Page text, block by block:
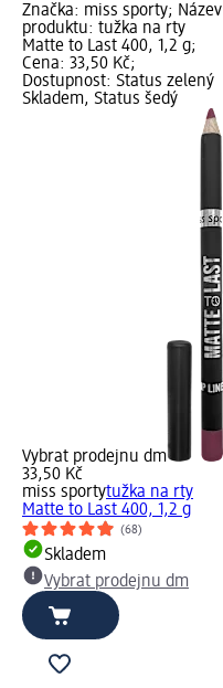
Značka: miss sporty; Název
produktu: tužka na rty
Matte to Last 400, 1,2 g;
Cena: 33,50 Kč;
Dostupnost: Status zelený
Skladem, Status šedý
Vybrat prodejnu dm
33,50 Kč
miss sportytužka na rty
Matte to Last 400, 1,2 g
(68)
Skladem
Vybrat prodejnu dm